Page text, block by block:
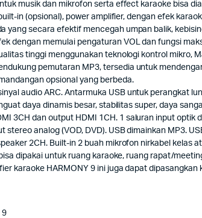
musik dan mikrofon serta effect karaoke bisa
in (opsional), power amplifier, dengan efek
yang secara efektif mencegah umpan balik,
dengan memulai pengaturan VOL dan fungsi
tinggi menggunakan teknologi kontrol mikro,
pemutaran MP3, tersedia untuk
opsional yang berbeda.
audio ARC. Antarmuka USB untuk perangkat
daya dinamis besar, stabilitas super, daya
3CH dan output HDMI 1CH. 1 saluran input optik
stereo analog (VOD, DVD). USB dimainkan MP3.
2CH. Built-in 2 buah mikrofon nirkabel kelas
dipakai untuk ruang karaoke, ruang rapat/
karaoke HARMONY 9 ini juga dapat
9